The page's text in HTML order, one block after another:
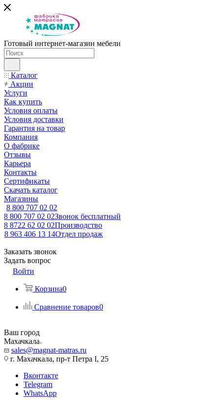
Готовый интернет-магазин мебели
Каталог
Акции
Услуги
Как купить
Условия оплаты
Условия доставки
Гарантия на товар
Компания
О фабрике
Отзывы
Карьера
Контакты
Сертификаты
Скачать каталог
Магазины
8 800 707 02 02
8 800 707 02 02Звонок бесплатный
8 8722 62 02 02Производство
8 963 406 13 14Отдел продаж
Заказать звонок
Задать вопрос
Войти
Корзина0
Сравнение товаров0
Ваш город
Махачкала
sales@magnat-matras.ru
г. Махачкала, пр-т Петра I, 25
Вконтакте
Telegram
WhatsApp